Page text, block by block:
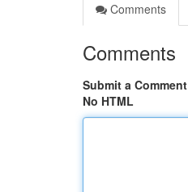
Comments
Comments
Submit a Comment
No HTML